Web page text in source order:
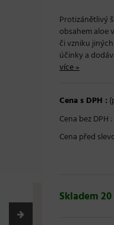
Protizánětlivý
obsahem aloe
či vzniku
účinky a
více »
Cena s DPH :
Cena bez DPH :
Cena před
Skladem